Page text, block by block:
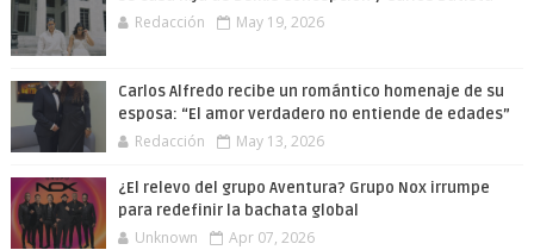
Redacción May 19, 2026
Carlos Alfredo recibe un romántico homenaje de su
esposa: “El amor verdadero no entiende de edades”
Redacción May 13, 2026
¿El relevo del grupo Aventura? Grupo Nox irrumpe
para redefinir la bachata global
Unknown Apr 07, 2026